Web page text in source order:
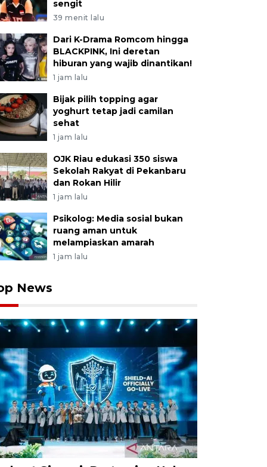
sengit
39 menit lalu
Dari K-Drama Romcom hingga
BLACKPINK, Ini deretan
hiburan yang wajib dinantikan!
1 jam lalu
Bijak pilih topping agar
yoghurt tetap jadi camilan
sehat
1 jam lalu
OJK Riau edukasi 350 siswa
Sekolah Rakyat di Pekanbaru
dan Rokan Hilir
1 jam lalu
Psikolog: Media sosial bukan
ruang aman untuk
melampiaskan amarah
1 jam lalu
News